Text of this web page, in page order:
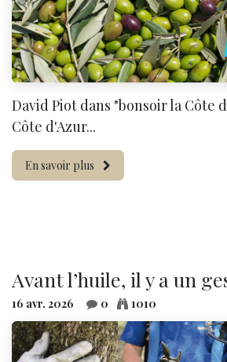
David Piot dans "bonsoir la Côte
Côte d'Azur...
En savoir plus
Avant l’huile, il y a un
16 avr. 2026 0 1010